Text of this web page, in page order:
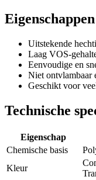
Uitstekende
Laag VOS-
Eenvoudige en
Niet ontvlambaar
Geschikt voor
Technische
Eigenschap
Chemische basis
Kleur